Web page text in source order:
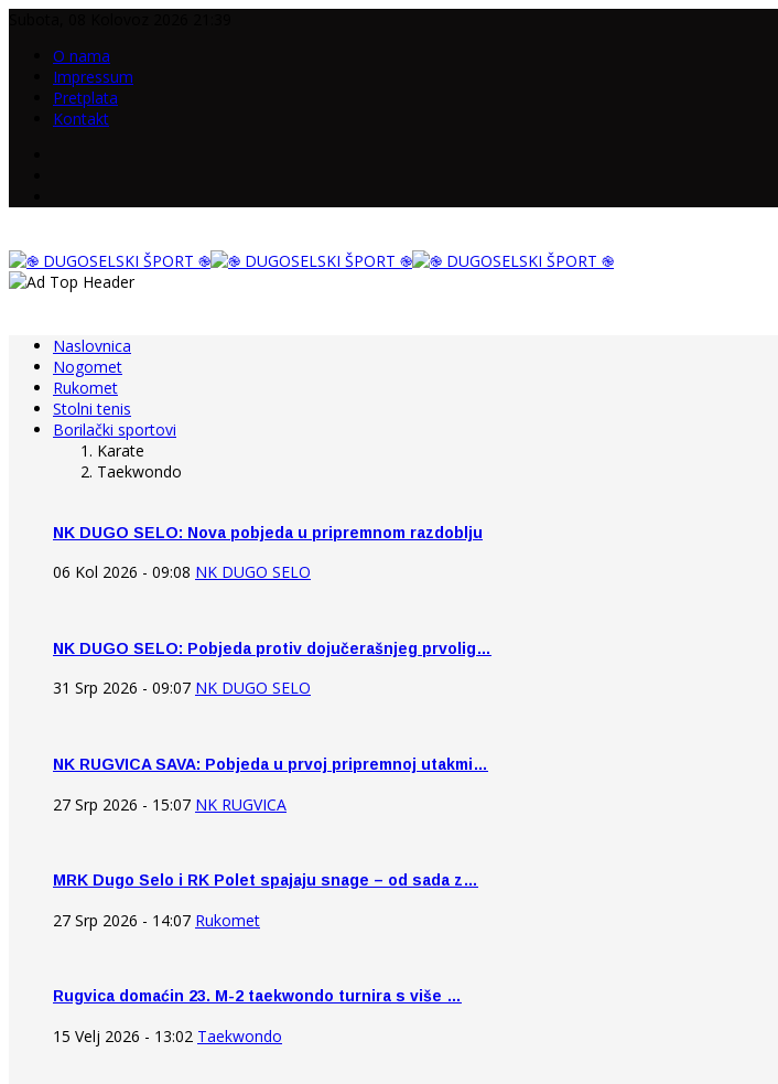
O nama
Impressum
Pretplata
Kontakt
Naslovnica
Nogomet
Rukomet
Stolni tenis
Borilački sportovi
Karate
Taekwondo
NK DUGO SELO: Nova pobjeda u pripremnom razdoblju
06 Kol 2026 - 09:08 NK DUGO SELO
NK DUGO SELO: Pobjeda protiv dojučerašnjeg prvolig…
31 Srp 2026 - 09:07 NK DUGO SELO
NK RUGVICA SAVA: Pobjeda u prvoj pripremnoj utakmi…
27 Srp 2026 - 15:07 NK RUGVICA
MRK Dugo Selo i RK Polet spajaju snage – od sada z…
27 Srp 2026 - 14:07 Rukomet
Rugvica domaćin 23. M-2 taekwondo turnira s više …
15 Velj 2026 - 13:02 Taekwondo